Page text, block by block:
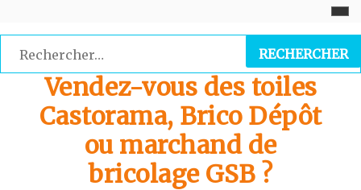
content
Rechercher :
Vendez-vous des toiles
Castorama, Brico Dépôt
ou marchand de
bricolage GSB ?